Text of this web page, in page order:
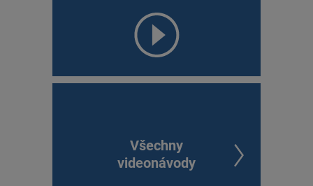
Všechny
videonávody